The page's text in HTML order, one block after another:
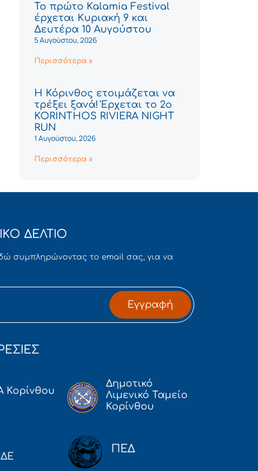
Το πρώτο Kalamia Festival
έρχεται Κυριακή 9 και
Δευτέρα 10 Αυγούστου
5 Αυγούστου, 2026
Περισσότερα »
Η Κόρινθος ετοιμάζεται να
τρέξει ξανά! Έρχεται το 2ο
KORINTHOS RIVIERA NIGHT
RUN
1 Αυγούστου, 2026
Περισσότερα »
ΔΕΛΤΙΟ
συμπληρώνοντας το email σας, για να
Εγγραφή
Κορίνθου
Δημοτικό
Λιμενικό Ταμείο
Κορίνθου
ΠΕΔ